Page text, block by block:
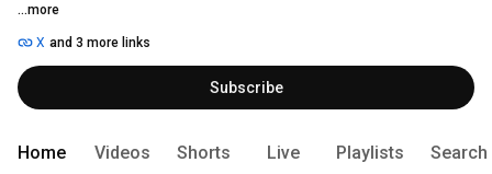
...more
X and 3 more links
Subscribe
Home Videos Shorts Live Playlists Search